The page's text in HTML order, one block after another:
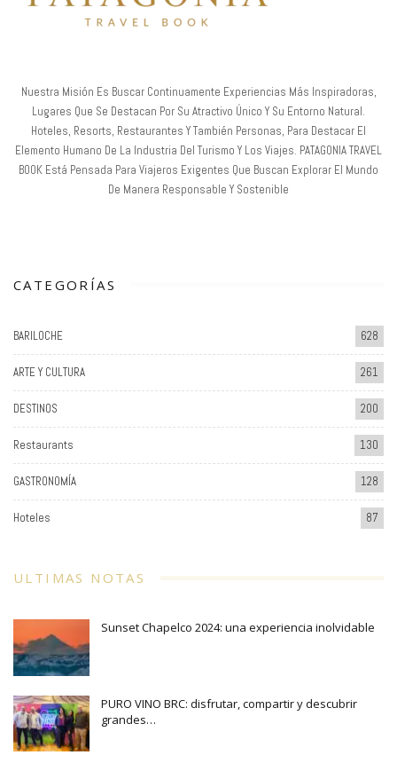
Nuestra Misión Es Buscar Continuamente Experiencias Más Inspiradoras,
Lugares Que Se Destacan Por Su Atractivo Único Y Su Entorno Natural.
Hoteles, Resorts, Restaurantes Y También Personas, Para Destacar El
Elemento Humano De La Industria Del Turismo Y Los Viajes. PATAGONIA TRAVEL
BOOK Está Pensada Para Viajeros Exigentes Que Buscan Explorar El Mundo
De Manera Responsable Y Sostenible
CATEGORÍAS
BARILOCHE 628
ARTE Y CULTURA 261
DESTINOS 200
Restaurants 130
GASTRONOMÍA 128
Hoteles 87
ULTIMAS NOTAS
Sunset Chapelco 2024: una experiencia inolvidable
PURO VINO BRC: disfrutar, compartir y descubrir
grandes…